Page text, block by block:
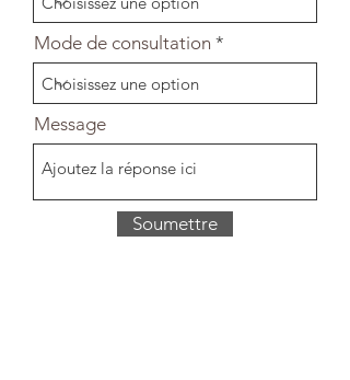
Mode de consultation
Message
Soumettre